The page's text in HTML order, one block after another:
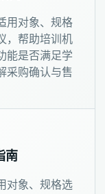
用对象、规格
，帮助培训机
能是否满足学
采购确认与售
南
对象、规格选